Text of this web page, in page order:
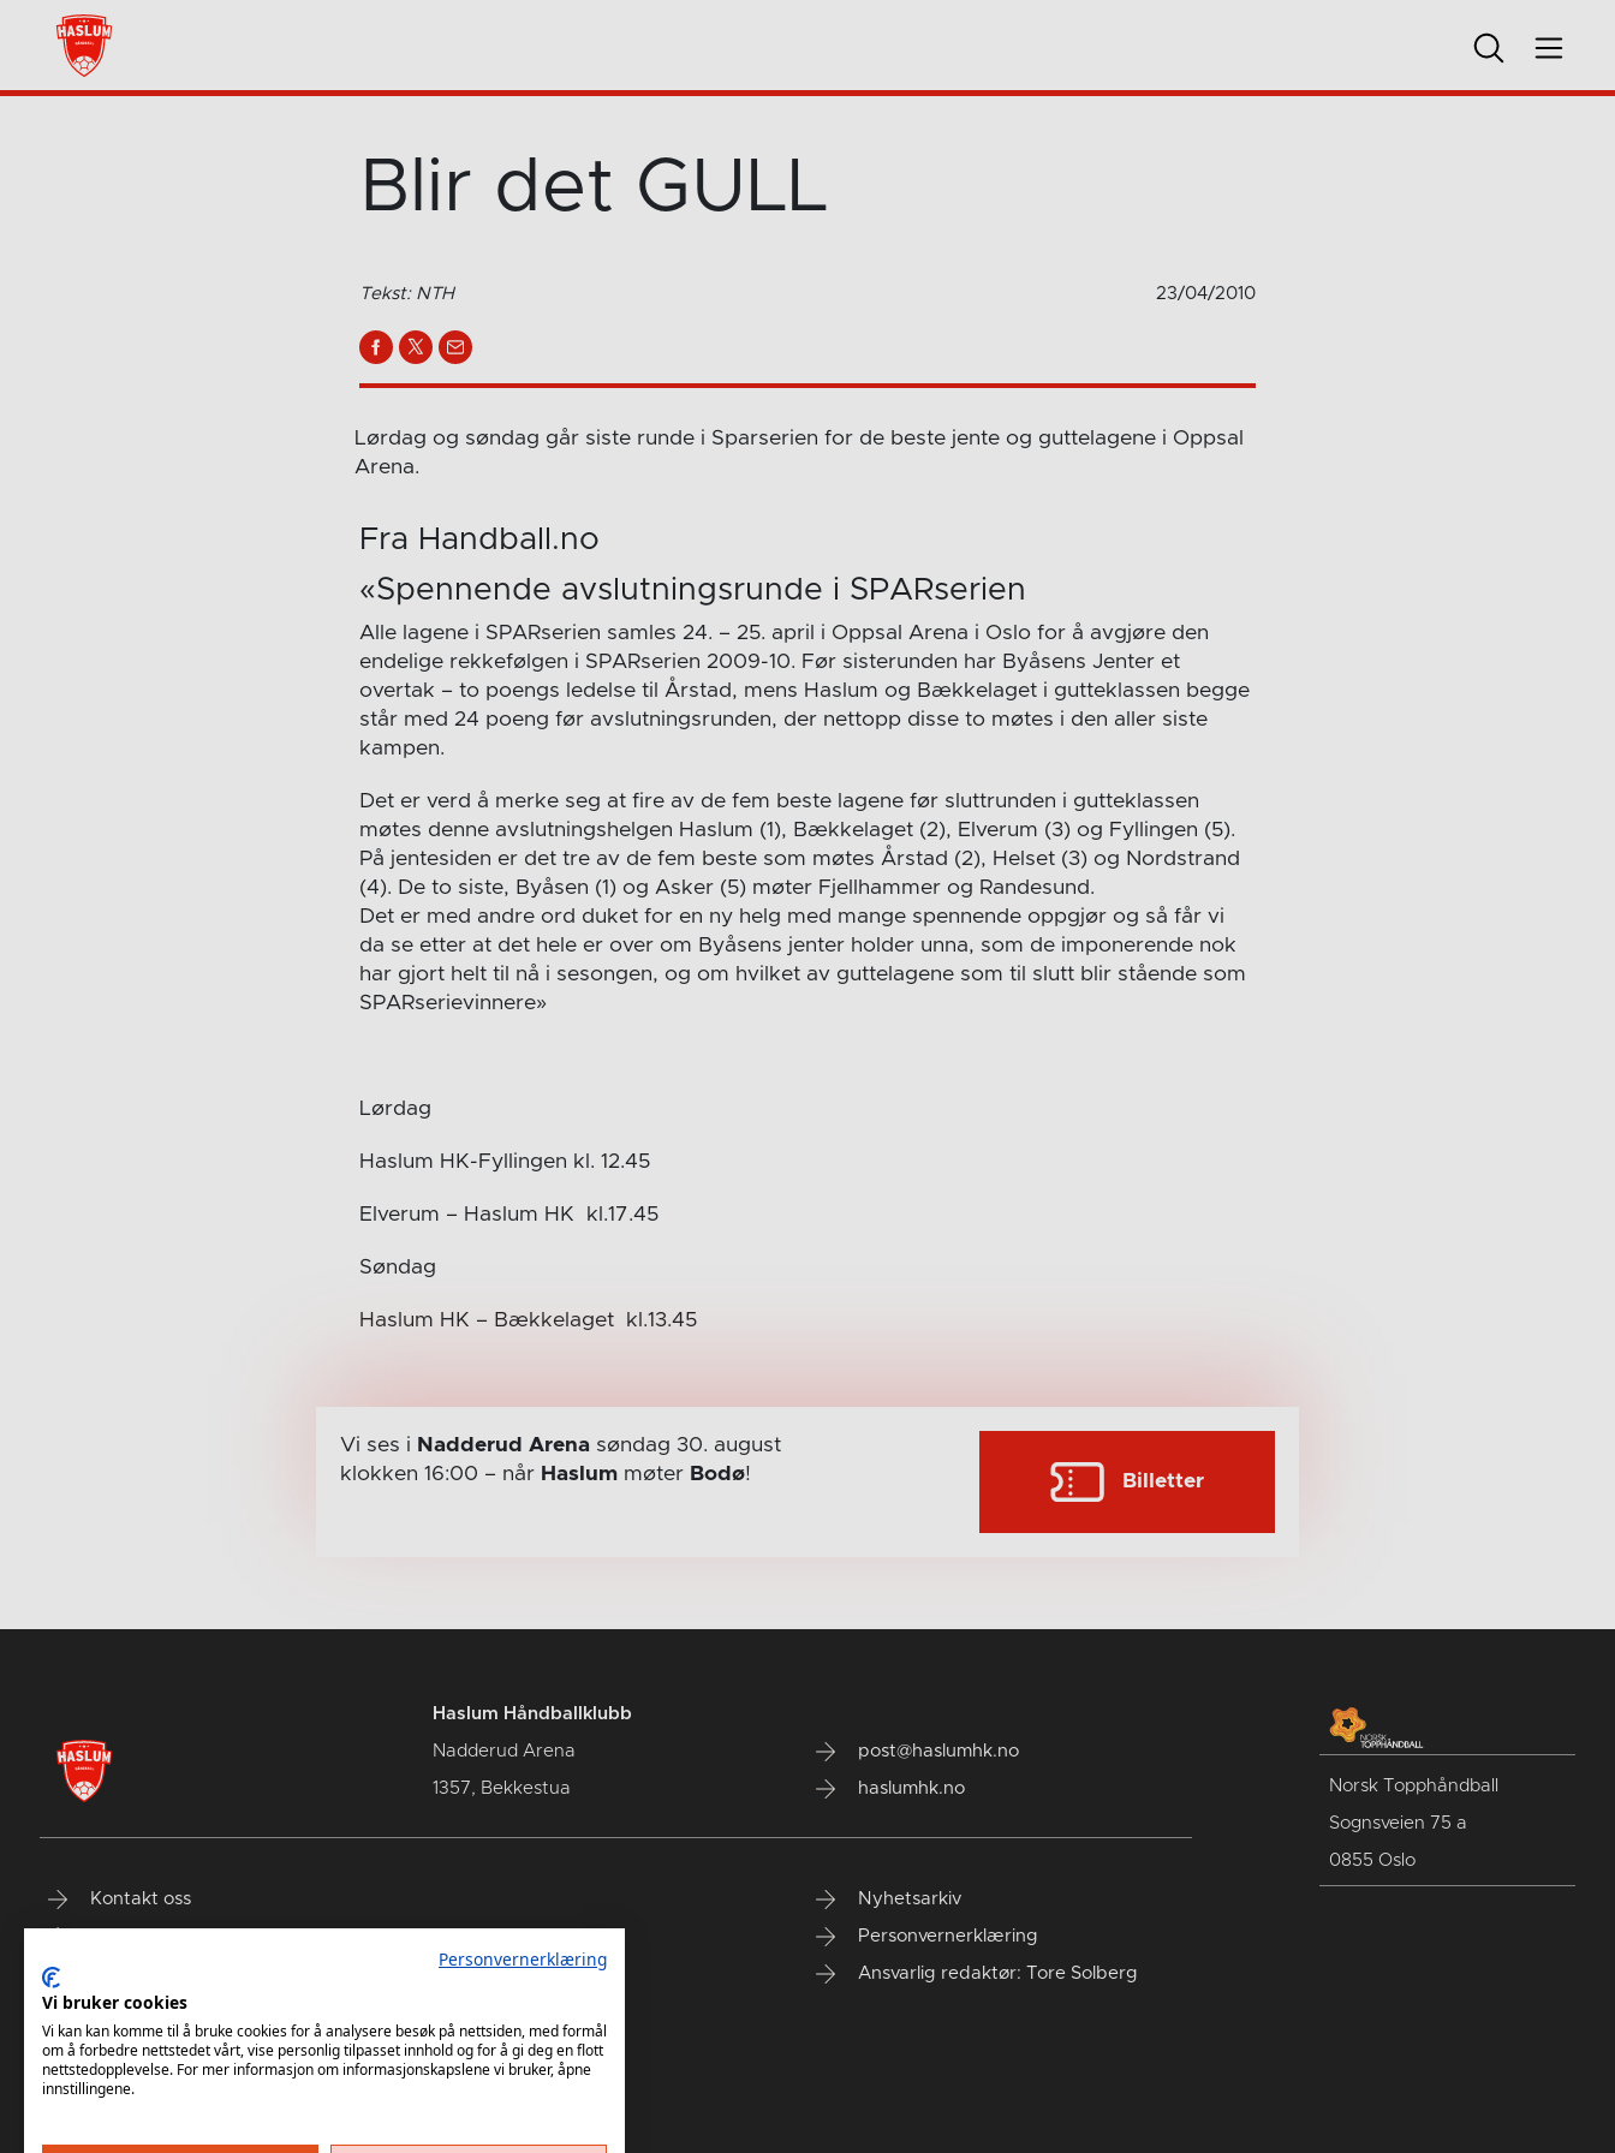
Blir det GULL
Tekst: NTH 23/04/2010
Lørdag og søndag går siste runde i Sparserien for de beste jente og guttelagene i Oppsal
Arena.
Fra Handball.no
«Spennende avslutningsrunde i SPARserien
Alle lagene i SPARserien samles 24. – 25. april i Oppsal Arena i Oslo for å avgjøre den
endelige rekkefølgen i SPARserien 2009-10. Før sisterunden har Byåsens Jenter et
overtak – to poengs ledelse til Årstad, mens Haslum og Bækkelaget i gutteklassen begge
står med 24 poeng før avslutningsrunden, der nettopp disse to møtes i den aller siste
kampen.
Det er verd å merke seg at fire av de fem beste lagene før sluttrunden i gutteklassen
møtes denne avslutningshelgen Haslum (1), Bækkelaget (2), Elverum (3) og Fyllingen (5).
På jentesiden er det tre av de fem beste som møtes Årstad (2), Helset (3) og Nordstrand
(4). De to siste, Byåsen (1) og Asker (5) møter Fjellhammer og Randesund.
Det er med andre ord duket for en ny helg med mange spennende oppgjør og så får vi
da se etter at det hele er over om Byåsens jenter holder unna, som de imponerende nok
har gjort helt til nå i sesongen, og om hvilket av guttelagene som til slutt blir stående som
SPARserievinnere»
Lørdag
Haslum HK-Fyllingen kl. 12.45
Elverum – Haslum HK kl.17.45
Søndag
Haslum HK – Bækkelaget kl.13.45
Vi ses i Nadderud Arenasøndag 30. august
klokken 16:00 – når Haslummøter Bodø! Billetter
Haslum Håndballklubb
Nadderud Arena
1357, Bekkestua
post@haslumhk.no
haslumhk.no
Kontakt oss Nyhetsarkiv
Personvernerklæring
Ansvarlig redaktør: Tore Solberg
Norsk Topphåndball
Sognsveien 75 a
0855 Oslo
Personvernerklæring
Vi bruker cookies
Vi kan kan komme til å bruke cookies for å analysere besøk på nettsiden, med formål
om å forbedre nettstedet vårt, vise personlig tilpasset innhold og for å gi deg en flott
nettstedopplevelse. For mer informasjon om informasjonskapslene vi bruker, åpne
innstillingene.